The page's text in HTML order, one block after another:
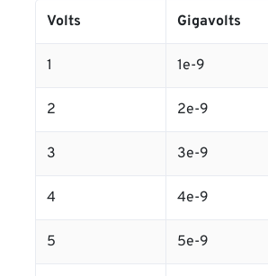
Volts Gigavolts
1 1e-9
2 2e-9
3 3e-9
4 4e-9
5 5e-9